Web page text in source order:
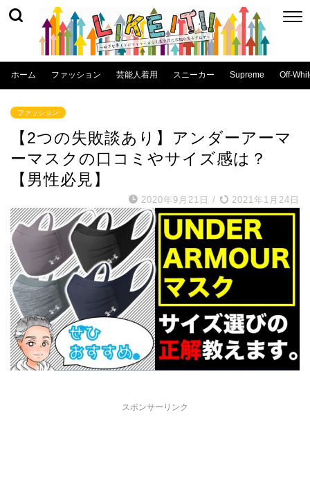
ホーム ファッション 芸能人着用 スニーカー Supreme Off-
ファッション
【2つの失敗談あり】アンダーアーマ
ーマスクの口コミやサイズ感は？
【男性必見】
2020年9月21日 / 2021年1月24日
スポンサーリンク